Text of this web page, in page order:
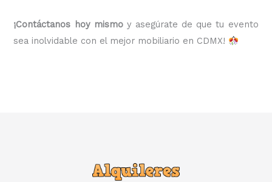
¡Contáctanos hoy mismoy asegúrate de que tu evento
sea inolvidable con el mejor mobiliario en CDMX!